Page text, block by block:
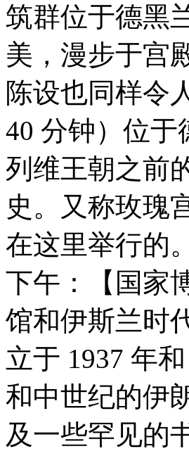
筑群位于德⿊
美，漫步于宫
陈设也同样令
40 分钟）位
列维王朝之前
史。又称玫瑰
在这里举行的。
下午：【国家
馆和伊斯兰时
立于 1937 年
和中世纪的伊
及一些罕见的